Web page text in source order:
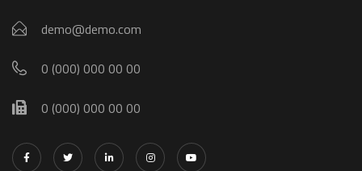
demo@demo.com
0 (000) 000 00 00
0 (000) 000 00 00